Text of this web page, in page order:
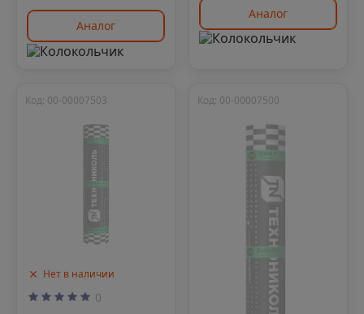
Аналог
Аналог
Нет в наличии
Код: 00-00007503
0
Код: 00-00007500